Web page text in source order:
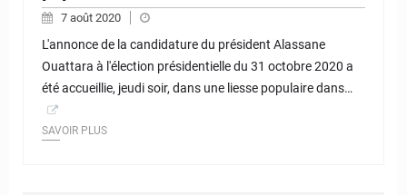
7 août 2020
L'annonce de la candidature du président Alassane
Ouattara à l'élection présidentielle du 31 octobre 2020 a
été accueillie, jeudi soir, dans une liesse populaire dans…
SAVOIR PLUS